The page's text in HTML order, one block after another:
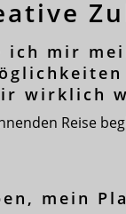
ich mir
wirklich
Reise
mein